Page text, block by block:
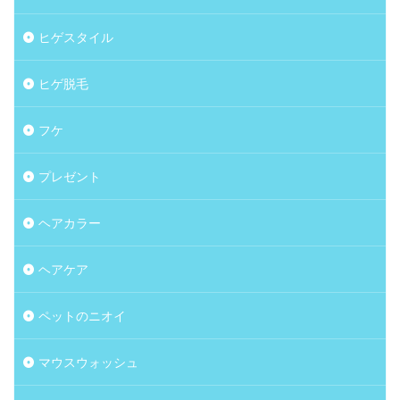
ヒゲスタイル
ヒゲ脱毛
フケ
プレゼント
ヘアカラー
ヘアケア
ペットのニオイ
マウスウォッシュ